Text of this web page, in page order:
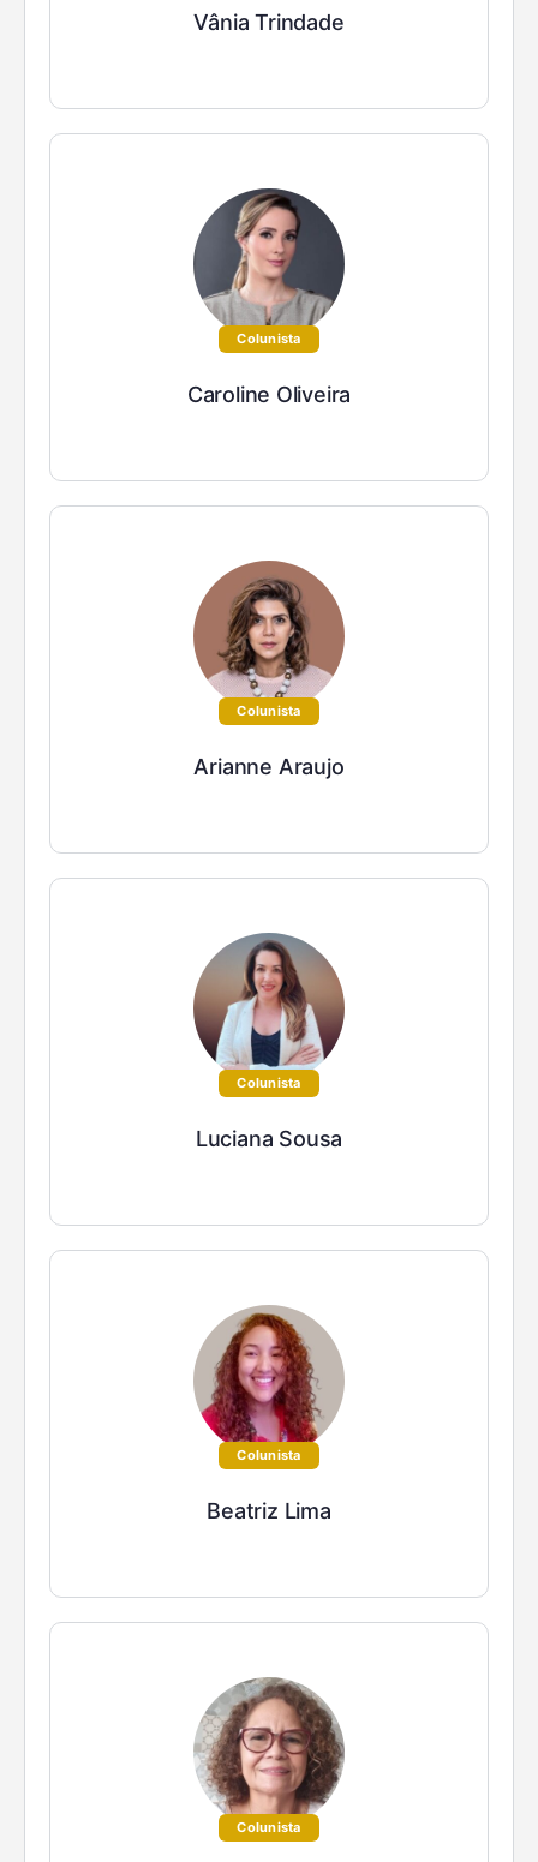
Vânia Trindade
Colunista
Caroline Oliveira
Colunista
Arianne Araujo
Colunista
Luciana Sousa
Colunista
Beatriz Lima
Colunista